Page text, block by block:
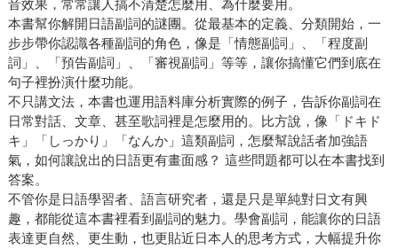
音效果，常常讓人搞不清楚怎麼用、為什麼要用。
本書幫你解開日語副詞的謎團。從最基本的定義、分類開始，一
步步帶你認識各種副詞的角色，像是「情態副詞」、「程度副
詞」、「預告副詞」、「審視副詞」等等，讓你搞懂它們到底在
句子裡扮演什麼功能。
不只講文法，本書也運用語料庫分析實際的例子，告訴你副詞在
日常對話、文章、甚至歌詞裡是怎麼用的。比方說，像「ドキド
キ」「しっかり」「なんか」這類副詞，怎麼幫說話者加強語
氣，如何讓說出的日語更有畫面感？ 這些問題都可以在本書找到
答案。
不管你是日語學習者、語言研究者，還是只是單純對日文有興
趣，都能從這本書裡看到副詞的魅力。學會副詞，能讓你的日語
表達更自然、更生動，也更貼近日本人的思考方式，大幅提升你